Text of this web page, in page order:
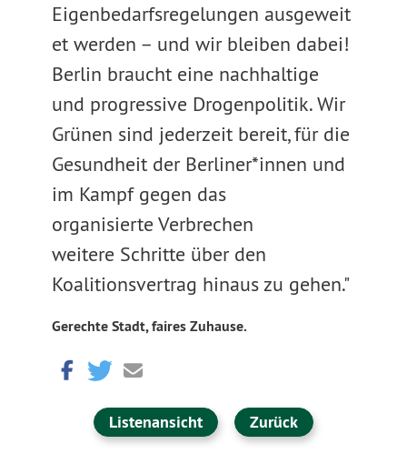
Eigenbedarfsregelungen ausgeweit
et werden – und wir bleiben dabei!
Berlin braucht eine nachhaltige
und progressive Drogenpolitik. Wir
Grünen sind jederzeit bereit, für die
Gesundheit der Berliner*innen und
im Kampf gegen das
organisierte Verbrechen
weitere Schritte über den
Koalitionsvertrag hinaus zu gehen."
Gerechte Stadt, faires Zuhause.
Listenansicht Zurück